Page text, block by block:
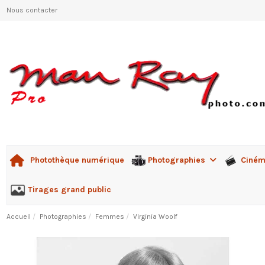
Nous contacter
Photothèque numérique Photographies
Tirages grand public
Accueil Photographies Femmes Virginia Woolf